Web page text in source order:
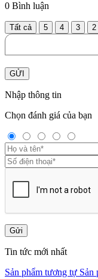
0 Bình luận
Tất cả 5 4 3 2
GỬI
Nhập thông tin
Chọn đánh giá của bạn
Gửi
Tin tức mới nhất
Sản phẩm tương tự Sản